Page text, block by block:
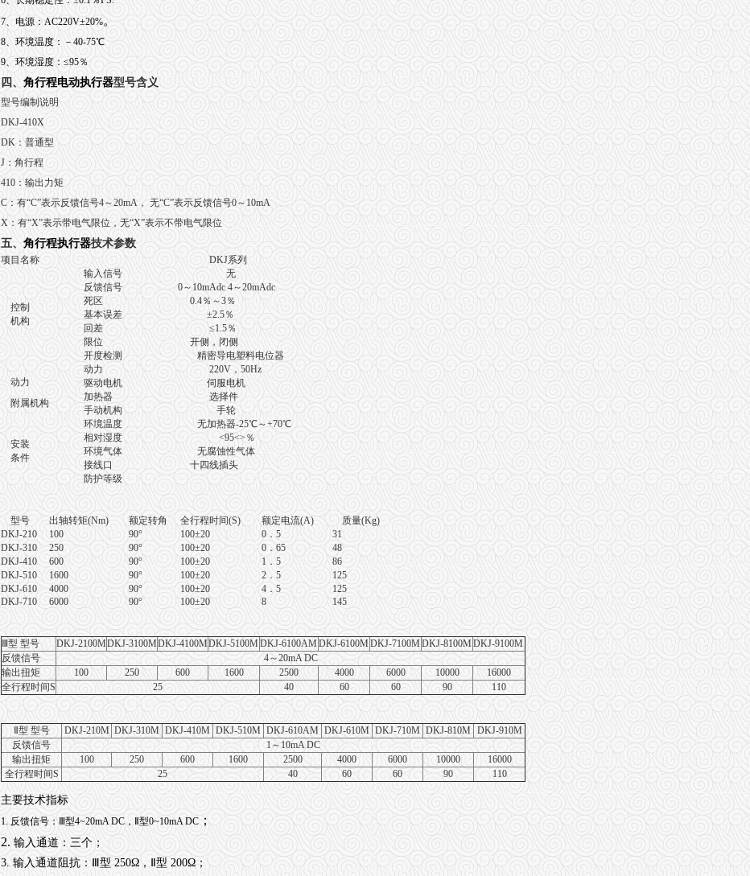
7、电源：AC220V±20%。
8、环境温度：－40-75℃
9、环境湿度：≤95％
四、 角行程电动执行器型号含义
型号编制说明
DKJ-410X
DK：普通型
J：角行程
410：输出力矩
C：有“C”表示反馈信号4～20mA， 无“C”表示反馈信号0～10mA
X：有“X”表示带电气限位，无“X”表示不带电气限位
五、 角行程执行器技术参数
项目名称 DKJ系列
控制
机构
输入信号
无
反馈信号
0～10mAdc 4～20mAdc
死区
0.4％～3％
基本误差
±2.5％
回差
≤1.5％
限位
开侧，闭侧
开度检测
精密导电塑料电位器
动力
动力 220V ， 50Hz
驱动电机
伺服电机
附属机构
加热器
选择件
手动机构
手轮
安装
条件
环境温度 无加热器-25℃～+70℃
相对湿度
<95<>％
环境气体
无腐蚀性气体
接线口
十四线插头
防护等级
型号 出轴转矩(Nm) 额定转角 全行程时间(S) 额定电流(A) 质量(Kg)
DKJ-210
100 90° 100±20 0 ． 5
31
DKJ-310
250 90° 100±20 0 ． 65
48
DKJ-410
600 90° 100±20 1 ． 5
86
DKJ-510
1600 90° 100±20 2 ． 5
125
DKJ-610
4000 90° 100±20 4 ． 5
125
DKJ-710
6000 90° 100±20 8 145
Ⅲ型 型号 DKJ-2100MDKJ-3100MDKJ-4100MDKJ-5100MDKJ-6100AMDKJ-6100MDKJ-7100MDKJ-8100MDKJ-9100M
反馈信号
4～20mA DC
输出扭矩
100 250 600 1600 2500 4000 6000 10000
16000
全行程时间S
25 40 60 60 90 110
Ⅱ型 型号 DKJ-210M DKJ-310M DKJ-410M DKJ-510M DKJ-610AM DKJ-610M DKJ-710M DKJ-810M DKJ-910M
反馈信号
1 ～10mA DC
输出扭矩
100 250 600 1600 2500 4000 6000 10000
16000
全行程时间S
25 40 60 60 90 110
主要技术指标
1.反馈信号：Ⅲ型4~20mA DC，Ⅱ型0~10mA DC ；
2. 输入通道：三个；
3. 输入通道阻抗：Ⅲ型 250Ω，Ⅱ型 200Ω；